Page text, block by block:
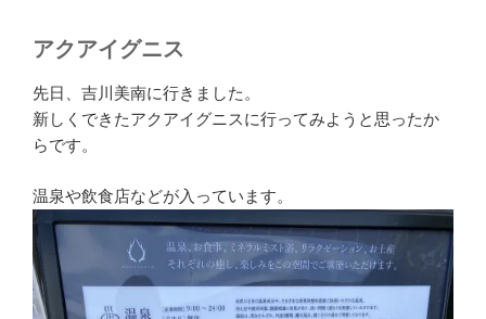
アクアイグニス
先日、吉川美南に行きました。
新しくできたアクアイグニスに行ってみようと思ったか
らです。
温泉や飲食店などが入っています。